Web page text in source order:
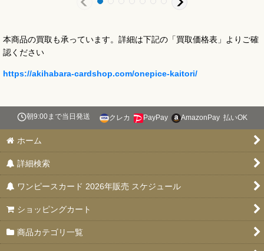
本商品の買取も承っています。詳細は下記の「買取価格表」よりご確
認ください
https://akihabara-cardshop.com/onepice-kaitori/
朝9:00まで当日発送 クレカ PayPay AmazonPay 払いOK
ホーム
詳細検索
ワンピースカード 2026年販売 スケジュール
ショッピングカート
商品カテゴリ一覧